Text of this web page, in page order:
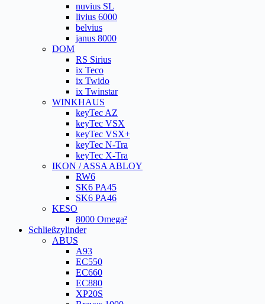
nuvius SL
livius 6000
belvius
janus 8000
DOM
RS Sirius
ix Teco
ix Twido
ix Twinstar
WINKHAUS
keyTec AZ
keyTec VSX
keyTec VSX+
keyTec N-Tra
keyTec X-Tra
IKON / ASSA ABLOY
RW6
SK6 PA45
SK6 PA46
KESO
8000 Omega²
Schließzylinder
ABUS
A93
EC550
EC660
EC880
XP20S